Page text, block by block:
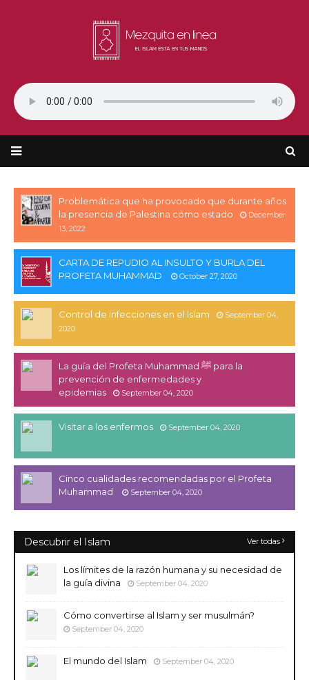
Problemática que ha provocado que durante años
la presencia de Palestina cómo estado
December
13, 2022
CARTA DE REPUDIO AL INSULTO Y BURLA DEL
PROFETA MUHAMMAD
October 27, 2020
Control de infecciones en el Islam
September 04,
2020
La guía del Profeta Muhammad ﷺ para la
prevención de enfermedades y
epidemias
September 04, 2020
Visitar a los enfermos September 04, 2020
Cinco cualidades recomendadas por el Profeta
Muhammad
September 04, 2020
Descubrir el Islam Ver todas
Los límites de la razón humana y su necesidad de
la guía divina
September 04, 2020
Cómo convertirse al Islam y ser musulmán?
September 04, 2020
El mundo del Islam September 04, 2020